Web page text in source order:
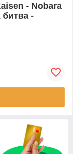
- Nobara
битва -